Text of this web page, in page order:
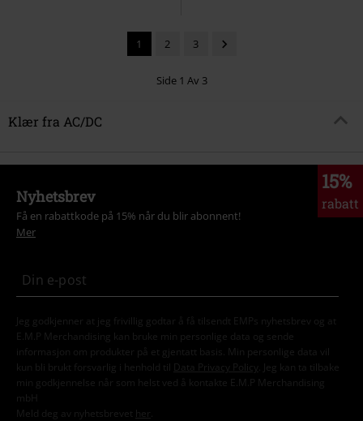
1 2 3
Side 1 Av 3
Klær fra AC/DC
15%
rabatt
Nyhetsbrev
Få en rabattkode på 15% når du blir abonnent!
Mer
Jeg godkjenner at jeg frivillig godtar å få tilsendt EMPs nyhetsbrev og at
E.M.P Merchandising kan bruke min personlige data og sende
informasjon om produkter på et gjentatt basis. Min personlige data vil
kun bli brukt forsvarlig i henhold til
Data Privacy Policy
. Jeg kan ta tilbake
min godkjennelse når som helst ved å kontakte E.M.P Merchandising
mbH
Meld deg av nyhetsbrevet her